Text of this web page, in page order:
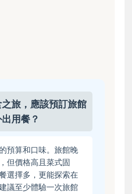
旅，應該預訂旅館
用餐？
預算和口味。旅館晚
但價格高且菜式固
選擇多，更能探索在
議至少體驗一次旅館